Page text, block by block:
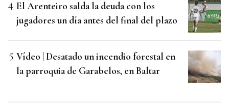
El Arenteiro salda la deuda con los
jugadores un día antes del final del plazo
Vídeo | Desatado un incendio forestal en
la parroquia de Garabelos, en Baltar